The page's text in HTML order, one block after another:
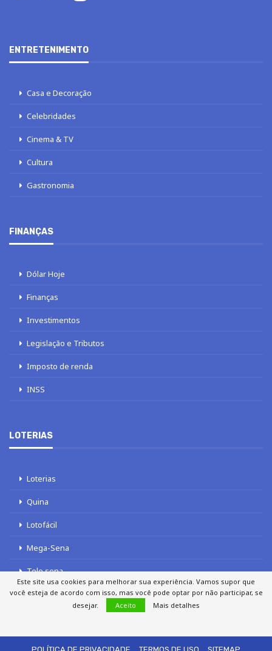
ENTRETENIMENTO
Casa e Decoração
Celebridades
Cinema & TV
Cultura
Gastronomia
FINANÇAS
Dólar Hoje
Finanças
Investimentos
Legislação e Tributos
Imposto de renda
INSS
LOTERIAS
Loterias
Quina
Lotofácil
Mega-Sena
Tele sena
Este site usa cookies para melhorar sua experiência. Vamos supor que
você esteja de acordo com isso, mas você pode optar por não participar, se
desejar.
Aceito Mais detalhes